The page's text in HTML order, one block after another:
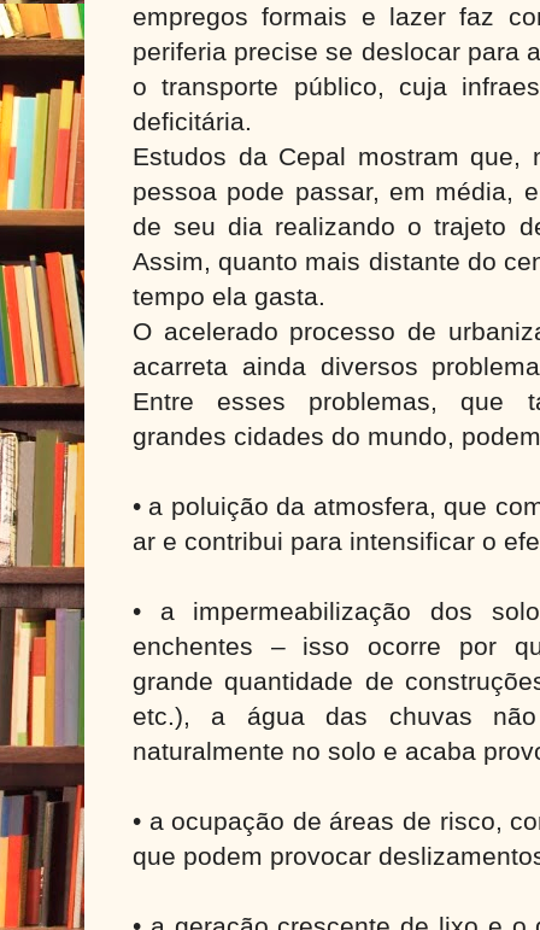
empregos formais e lazer faz
periferia precise se deslocar para
o transporte público, cuja
deficitária.
Estudos da Cepal mostram que,
pessoa pode passar, em média,
de seu dia realizando o trajeto
Assim, quanto mais distante do
tempo ela gasta.
O acelerado processo de
acarreta ainda diversos
Entre esses problemas, que
grandes cidades do mundo,
• a poluição da atmosfera, que
ar e contribui para intensificar o
• a impermeabilização dos
enchentes – isso ocorre por
grande quantidade de
etc.), a água das chuvas
naturalmente no solo e acaba
• a ocupação de áreas de risco,
que podem provocar